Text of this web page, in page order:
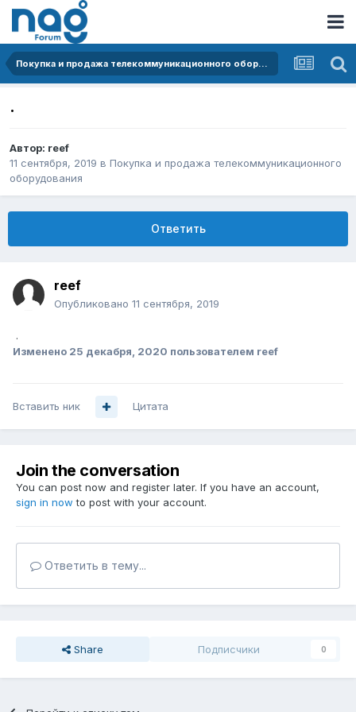
Покупка и продажа телекоммуникационного оборудования
.
Автор: reef
11 сентября, 2019 в Покупка и продажа телекоммуникационного
оборудования
Ответить
reef
Опубликовано 11 сентября, 2019
.
Изменено 25 декабря, 2020 пользователем reef
Вставить ник Цитата
Join the conversation
You can post now and register later. If you have an account,
sign in now to post with your account.
Ответить в тему...
Share Подписчики 0